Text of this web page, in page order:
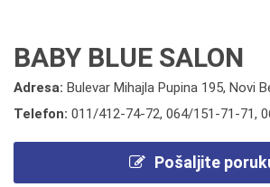
BABY BLUE SALON
Adresa: Bulevar Mihajla Pupina 195, Novi
Telefon: 011/412-74-72, 064/151-71-71,
Pošaljite